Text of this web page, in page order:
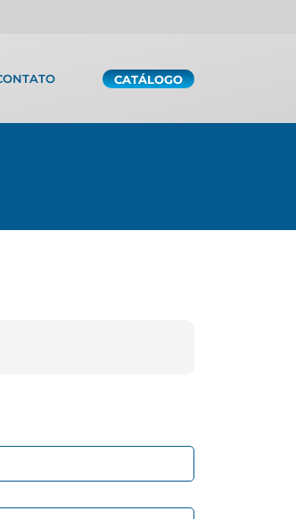
CATÁLOGO